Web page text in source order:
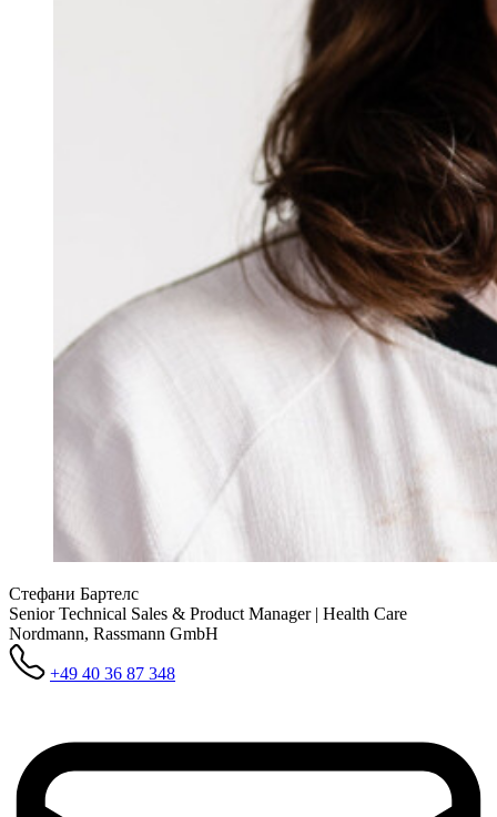
Стефани Бартелс
Senior Technical Sales & Product Manager | Health Care
Nordmann, Rassmann GmbH
+49 40 36 87 348